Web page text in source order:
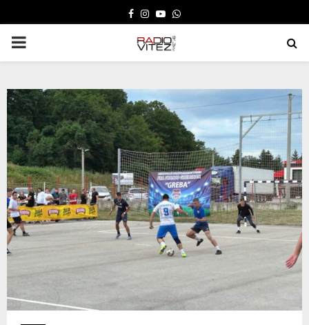
FACEBOOK
INSTAGRAM
YOUTUBE
WHATSAPP
PRIMARY